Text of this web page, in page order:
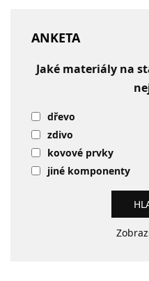
ANKETA
Jaké materiály na
dřevo
zdivo
kovové prvky
jiné komponenty